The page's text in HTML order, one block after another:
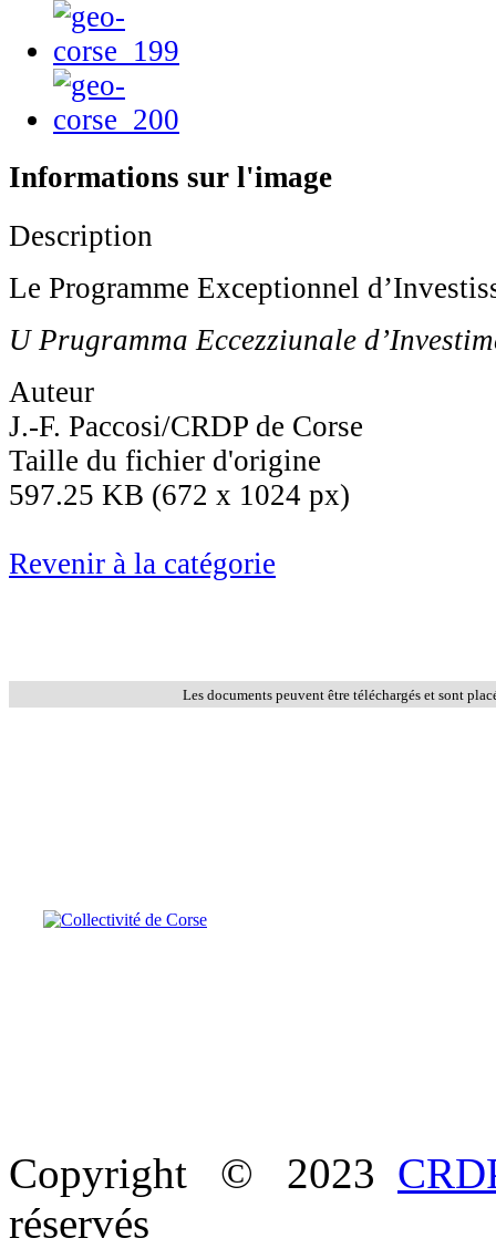
Informations sur l'image
Description
Le Programme Exceptionnel
U Prugramma Eccezziunale
Auteur
J.-F. Paccosi/CRDP de Corse
Taille du fichier d'origine
597.25 KB (672 x 1024 px)
Revenir à la catégorie
Les documents peuvent être téléchargés et sont
Copyright © 2023
réservés